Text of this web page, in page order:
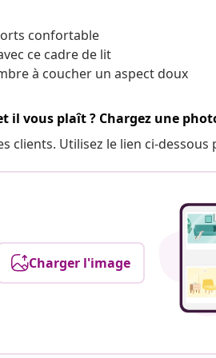
confortable
ce cadre de lit
à coucher un aspect doux
il vous plaît ? Chargez une
clients. Utilisez le lien ci-dessous
Charger l'image